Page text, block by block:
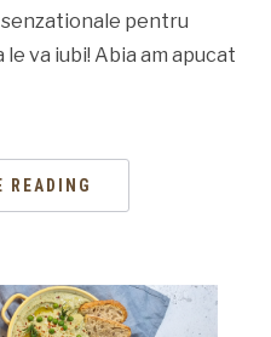
pentru
va iubi! Abia am apucat
READING